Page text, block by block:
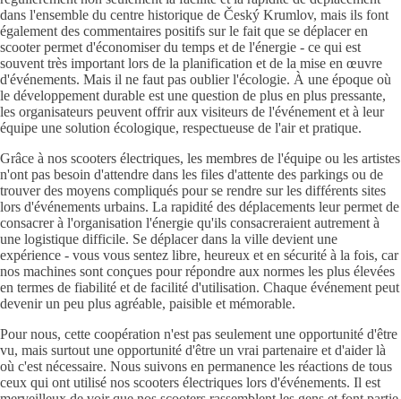
dans l'ensemble du centre historique de Český Krumlov, mais ils font
également des commentaires positifs sur le fait que se déplacer en
scooter permet d'économiser du temps et de l'énergie - ce qui est
souvent très important lors de la planification et de la mise en œuvre
d'événements. Mais il ne faut pas oublier l'écologie. À une époque où
le développement durable est une question de plus en plus pressante,
les organisateurs peuvent offrir aux visiteurs de l'événement et à leur
équipe une solution écologique, respectueuse de l'air et pratique.
Grâce à nos scooters électriques, les membres de l'équipe ou les artistes
n'ont pas besoin d'attendre dans les files d'attente des parkings ou de
trouver des moyens compliqués pour se rendre sur les différents sites
lors d'événements urbains. La rapidité des déplacements leur permet de
consacrer à l'organisation l'énergie qu'ils consacreraient autrement à
une logistique difficile. Se déplacer dans la ville devient une
expérience - vous vous sentez libre, heureux et en sécurité à la fois, car
nos machines sont conçues pour répondre aux normes les plus élevées
en termes de fiabilité et de facilité d'utilisation. Chaque événement peut
devenir un peu plus agréable, paisible et mémorable.
Pour nous, cette coopération n'est pas seulement une opportunité d'être
vu, mais surtout une opportunité d'être un vrai partenaire et d'aider là
où c'est nécessaire. Nous suivons en permanence les réactions de tous
ceux qui ont utilisé nos scooters électriques lors d'événements. Il est